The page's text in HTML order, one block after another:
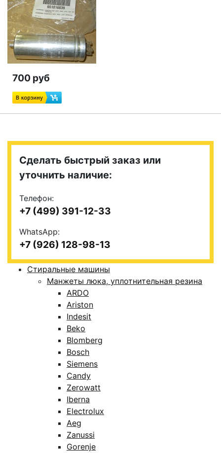
700 руб
Сделать быстрый заказ или
уточнить наличие:
Телефон:
+7 (499) 391-12-33
WhatsApp:
+7 (926) 128-98-13
Стиральные машины
Манжеты люка, уплотнительная резина
ARDO
Ariston
Indesit
Beko
Blomberg
Bosch
Siemens
Candy
Zerowatt
Iberna
Electrolux
Aeg
Zanussi
Gorenje